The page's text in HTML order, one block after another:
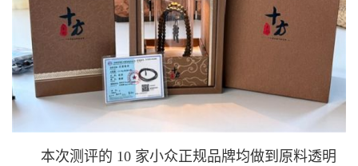
本次测评的 10 家小众正规品牌均做到原料透明